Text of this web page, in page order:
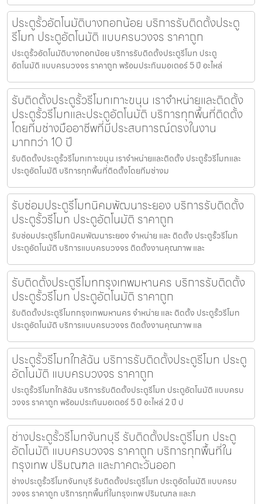
ประตูรั้วอัตโนมัติบางกอกน้อย บริการรับติดตั้งประตู
รีโมท ประตูอัตโนมัติ แบบครบวงจร ราคาถูก
ประตูรั้วอัตโนมัติบางกอกน้อย บริการรับติดตั้งประตูรีโมท ประตู
อัตโนมัติ แบบครบวงจร ราคาถูก พร้อมประกันมอเตอร์ 5 ปี อะไหล่
รับติดตั้งประตูรั้วรีโมทเกาะขนุน เราจำหน่ายและติดตั้ง
ประตูรั้วรีโมทและประตูอัตโนมัติ บริการทุกพื้นที่ติดตั้ง
โดยทีมช่างมืออาชีพที่มีประสบการณ์ตรงในงาน
มากกว่า 10 ปี
รับติดตั้งประตูรั้วรีโมทเกาะขนุน เราจำหน่ายและติดตั้ง ประตูรั้วรีโมทและ
ประตูอัตโนมัติ บริการทุกพื้นที่ติดตั้งโดยทีมช่างม
รับซ่อมประตูรีโมทนิคมพัฒนาระยอง บริการรับติดตั้ง
ประตูรั้วรีโมท ประตูอัตโนมัติ ราคาถูก
รับซ่อมประตูรีโมทนิคมพัฒนาระยอง จำหน่าย และ ติดตั้ง ประตูรั้วรีโมท
ประตูอัตโนมัติ บริการแบบครบวงจร ติดตั้งงานคุณภาพ และ
รับติดตั้งประตูรีโมทกรุงเทพมหานคร บริการรับติดตั้ง
ประตูรั้วรีโมท ประตูอัตโนมัติ ราคาถูก
รับติดตั้งประตูรีโมทกรุงเทพมหานคร จำหน่าย และ ติดตั้ง ประตูรั้วรีโมท
ประตูอัตโนมัติ บริการแบบครบวงจร ติดตั้งงานคุณภาพ แล
ประตูรั้วรีโมทใกล้ฉัน บริการรับติดตั้งประตูรีโมท ประตู
อัตโนมัติ แบบครบวงจร ราคาถูก
ประตูรั้วรีโมทใกล้ฉัน บริการรับติดตั้งประตูรีโมท ประตูอัตโนมัติ แบบครบ
วงจร ราคาถูก พร้อมประกันมอเตอร์ 5 ปี อะไหล่ 2 ปี ป
ช่างประตูรั้วรีโมทจันทบุรี รับติดตั้งประตูรีโมท ประตู
อัตโนมัติ แบบครบวงจร ราคาถูก บริการทุกพื้นที่ใน
กรุงเทพ ปริมณฑล และภาคตะวันออก
ช่างประตูรั้วรีโมทจันทบุรี รับติดตั้งประตูรีโมท ประตูอัตโนมัติ แบบครบ
วงจร ราคาถูก บริการทุกพื้นที่ในกรุงเทพ ปริมณฑล และภ